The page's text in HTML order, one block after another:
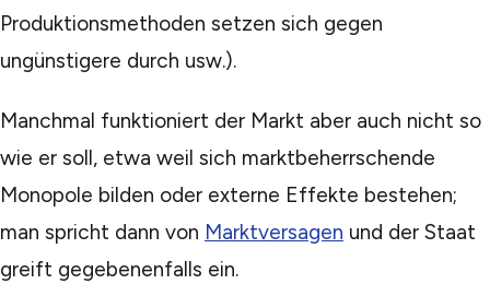
Produktionsmethoden setzen sich gegen
ungünstigere durch usw.).
Manchmal funktioniert der Markt aber auch nicht so
wie er soll, etwa weil sich marktbeherrschende
Monopole bilden oder externe Effekte bestehen;
man spricht dann von Marktversagen und der Staat
greift gegebenenfalls ein.